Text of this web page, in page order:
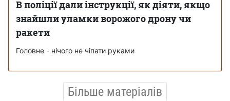
В поліції дали інструкції, як діяти, якщо
знайшли уламки ворожого дрону чи
ракети
Головне - нічого не чіпати руками
Більше матеріалів